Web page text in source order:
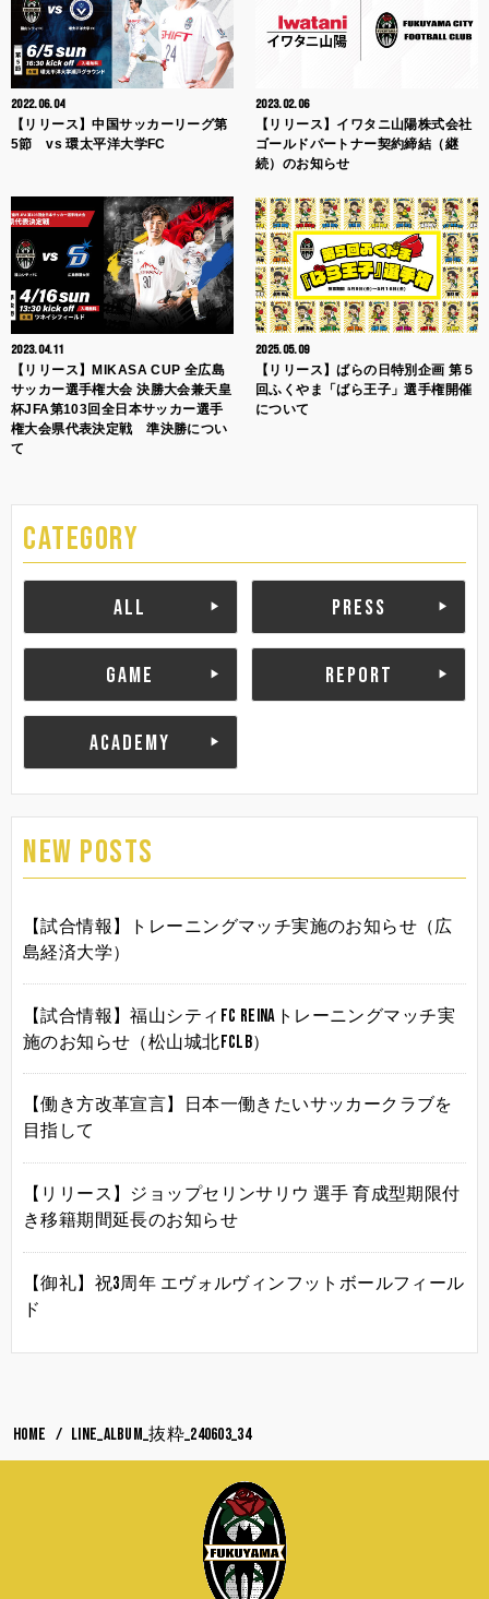
2022.06.04
【リリース】中国サッカーリーグ第
5節 vs 環太平洋大学FC
2023.02.06
【リリース】イワタニ山陽株式会社
ゴールドパートナー契約締結（継
続）のお知らせ
2023.04.11
【リリース】MIKASA CUP 全広島
サッカー選手権大会 決勝大会兼天皇
杯JFA第103回全日本サッカー選手
権大会県代表決定戦 準決勝につい
て
2025.05.09
【リリース】ばらの日特別企画 第５
回ふくやま「ばら王子」選手権開催
について
CATEGORY
ALL PRESS
GAME REPORT
ACADEMY
NEW POSTS
【試合情報】トレーニングマッチ実施のお知らせ（広
島経済大学）
【試合情報】福山シティFC Reinaトレーニングマッチ実
施のお知らせ（松山城北FCLB）
【働き方改革宣言】日本一働きたいサッカークラブを
目指して
【リリース】ジョップセリンサリウ 選手 育成型期限付
き移籍期間延長のお知らせ
【御礼】祝3周年 エヴォルヴィンフットボールフィール
ド
HOME LINE_ALBUM_抜粋_240603_34